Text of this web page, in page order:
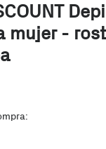
mujer -